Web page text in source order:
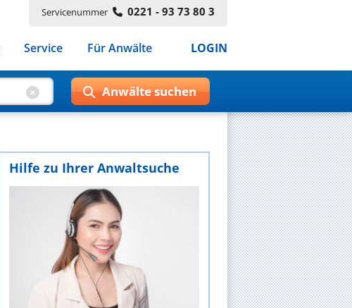
Servicenummer 0221 - 93 73 80 3
Service Für Anwälte LOGIN
Hilfe zu Ihrer Anwaltsuche